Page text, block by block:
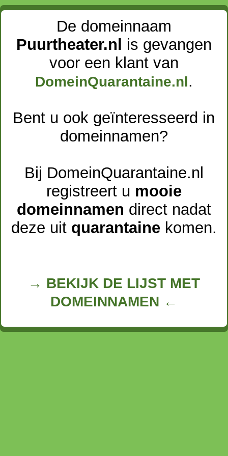
De domeinnaam
Puurtheater.nl
is gevangen
voor een klant van
DomeinQuarantaine.nl .
Bent u ook geïnteresseerd in
domeinnamen?
Bij DomeinQuarantaine.nl
registreert u mooie
domeinnamen direct nadat
deze uit quarantainekomen.
→ BEKIJK DE LIJST MET
DOMEINNAMEN ←